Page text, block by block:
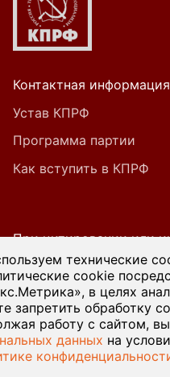
Контактная информация
Устав КПРФ
Программа партии
Как вступить в КПРФ
При цитировании или
материалов,
сайта kprf45.ru, ссылка
технические
cookie
в целях
запретить обработку
работу с сайтом,
данных на